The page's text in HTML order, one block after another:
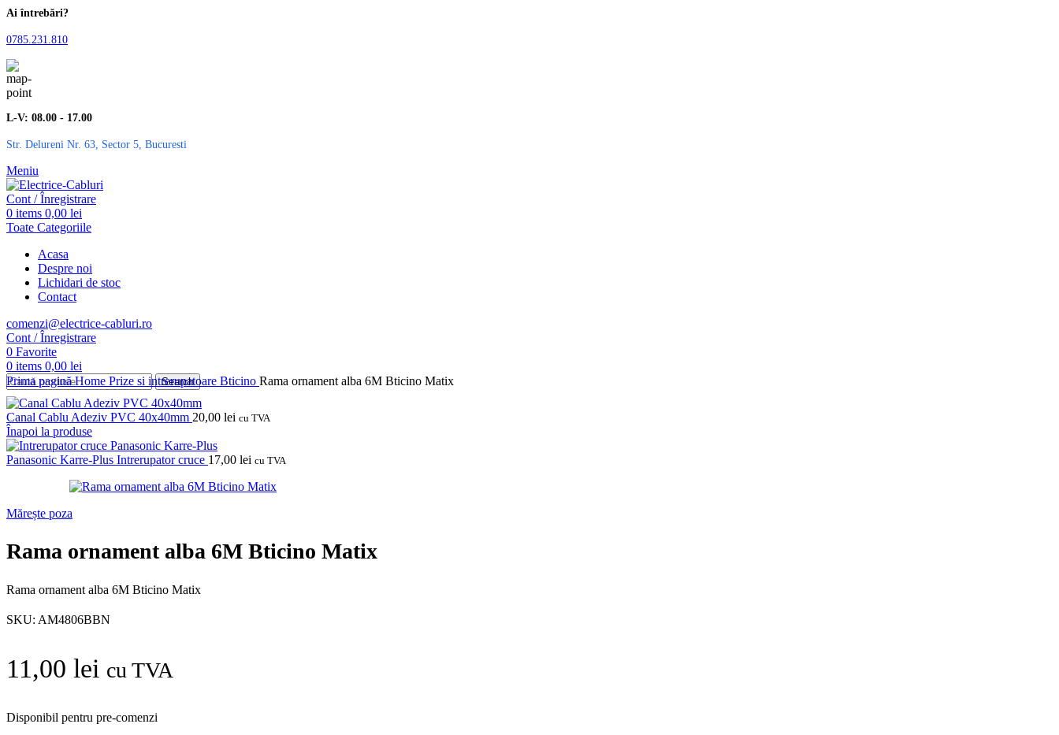
Ai întrebări?
0785.231.810
L-V: 08.00 - 17.00
Str. Delureni Nr. 63, Sector 5, Bucuresti
Meniu
Cont / Înregistrare
0 items 0,00 lei
Toate Categoriile
Acasa
Despre noi
Lichidari de stoc
Contact
comenzi@electrice-cabluri.ro
Cont / Înregistrare
0 Favorite
0 items 0,00 lei
Search
Prima paginăHome Prize si intrerupatoare Bticino Rama ornament alba 6M Bticino Matix
Canal Cablu Adeziv PVC 40x40mm 20,00 lei cu TVA
Înapoi la produse
Panasonic Karre-Plus Intrerupator cruce 17,00 lei cu TVA
Mărește poza
Rama ornament alba 6M Bticino Matix
Rama ornament alba 6M Bticino Matix
SKU: AM4806BBN
11,00 lei cu TVA
Disponibil pentru pre-comenzi